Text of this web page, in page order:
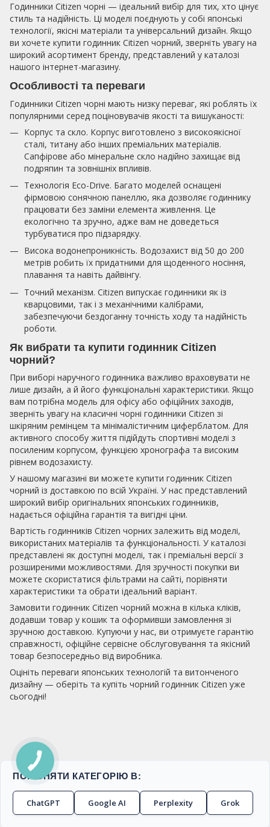
Годинники Citizen чорні — ідеальний вибір для тих, хто цінує
стиль та надійність. Ці моделі поєднують у собі японські
технології, якісні матеріали та універсальний дизайн. Якщо
ви хочете купити годинник Citizen чорний, зверніть увагу на
широкий асортимент бренду, представлений у каталозі
нашого інтернет-магазину.
Особливості та переваги
Годинники Citizen чорні мають низку переваг, які роблять їх
популярними серед поціновувачів якості та вишуканості:
Корпус та скло. Корпус виготовлено з високоякісної
сталі, титану або інших преміальних матеріалів.
Сапфірове або мінеральне скло надійно захищає від
подряпин та зовнішніх впливів.
Технологія Eco-Drive. Багато моделей оснащені
фірмовою сонячною панеллю, яка дозволяє годиннику
працювати без заміни елемента живлення. Це
екологічно та зручно, адже вам не доведеться
турбуватися про підзарядку.
Висока водонепроникність. Водозахист від 50 до 200
метрів робить їх придатними для щоденного носіння,
плавання та навіть дайвінгу.
Точний механізм. Citizen випускає годинники як із
кварцовими, так і з механічними калібрами,
забезпечуючи бездоганну точність ходу та надійність
роботи.
Як вибрати та купити годинник Citizen
чорний?
При виборі наручного годинника важливо враховувати не
лише дизайн, а й його функціональні характеристики. Якщо
вам потрібна модель для офісу або офіційних заходів,
зверніть увагу на класичні чорні годинники Citizen зі
шкіряним ремінцем та мінімалістичним циферблатом. Для
активного способу життя підійдуть спортивні моделі з
посиленим корпусом, функцією хронографа та високим
рівнем водозахисту.
У нашому магазині ви можете купити годинник Citizen
чорний із доставкою по всій Україні. У нас представлений
широкий вибір оригінальних японських годинників,
надається офіційна гарантія та вигідні ціни.
Вартість годинників Citizen чорних залежить від моделі,
використаних матеріалів та функціональності. У каталозі
представлені як доступні моделі, так і преміальні версії з
розширеними можливостями. Для зручності покупки ви
можете скористатися фільтрами на сайті, порівняти
характеристики та обрати ідеальний варіант.
Замовити годинник Citizen чорний можна в кілька кліків,
додавши товар у кошик та оформивши замовлення зі
зручною доставкою. Купуючи у нас, ви отримуєте гарантію
справжності, офіційне сервісне обслуговування та якісний
товар безпосередньо від виробника.
Оцініть переваги японських технологій та витонченого
дизайну — оберіть та купіть чорний годинник Citizen уже
сьогодні!
ПОРІВНЯТИ КАТЕГОРІЮ В:
ChatGPT Google AI Perplexity Grok